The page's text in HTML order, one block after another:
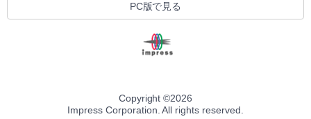
PC版で見る
Copyright ©2026
Impress Corporation. All rights reserved.